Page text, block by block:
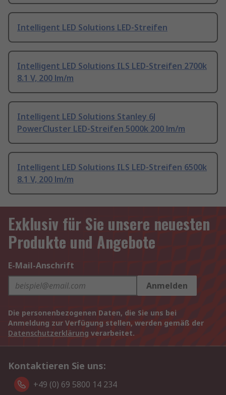
Intelligent LED Solutions LED-Streifen
Intelligent LED Solutions ILS LED-Streifen 2700k
8.1 V, 200 lm/m
Intelligent LED Solutions Stanley 6J
PowerCluster LED-Streifen 5000k 200 lm/m
Intelligent LED Solutions ILS LED-Streifen 6500k
8.1 V, 200 lm/m
Exklusiv für Sie unsere neuesten
Produkte und Angebote
E-Mail-Anschrift
Anmelden
Die personenbezogenen Daten, die Sie uns bei
Anmeldung zur Verfügung stellen, werden gemäß der
Datenschutzerklärung verarbeitet.
Kontaktieren Sie uns:
+49 (0) 69 5800 14 234